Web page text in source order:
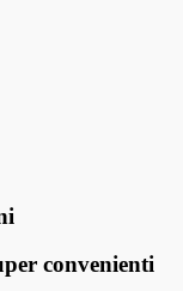
convenienti